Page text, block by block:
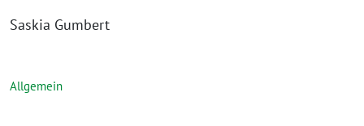
Saskia Gumbert
Allgemein